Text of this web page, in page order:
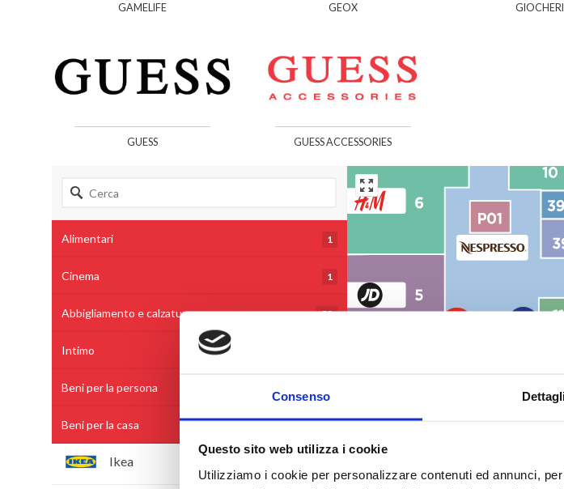
Consenso
Questo sito web utilizza i cookie
Utilizziamo i cookie per personalizzare contenuti ed annunci,
GAMELIFE GEOX
GUESS GUESS ACCESSORIES
1
Alimentari
1
Cinema
53
Abbigliamento e calzature
Intimo
Beni per la persona
Beni per la casa
Ikea